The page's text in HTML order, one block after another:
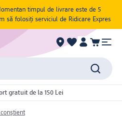
timpul de livrare este de 5
să folosiți serviciul de Ridicare Expres
gratuit de la 150 Lei